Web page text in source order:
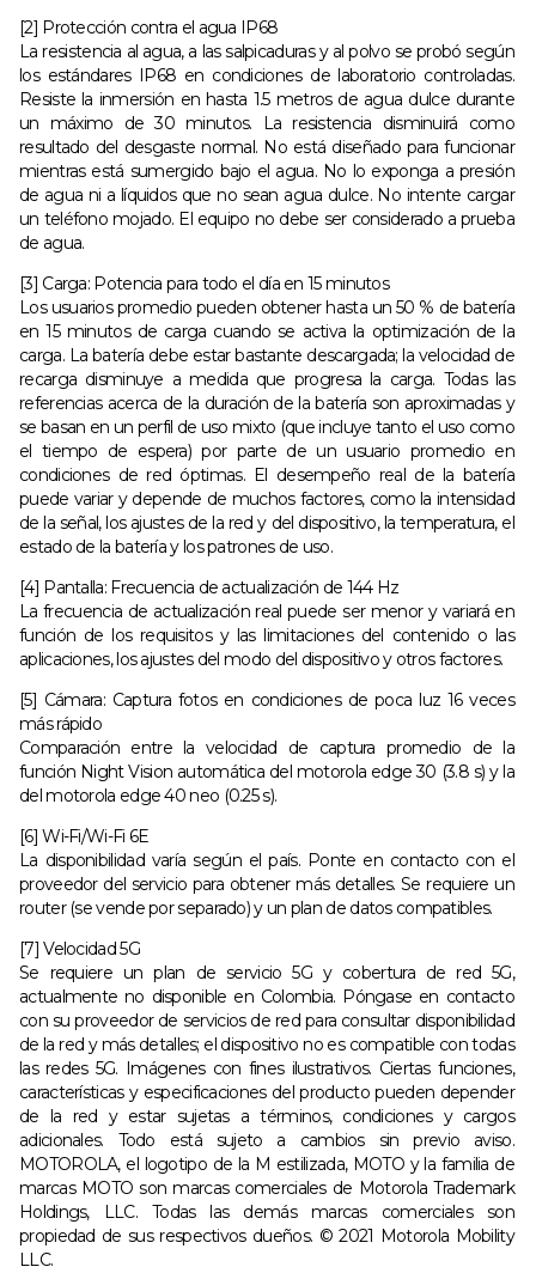
[2] Protección contra el agua IP68
La resistencia al agua, a las salpicaduras y al polvo se probó según
los estándares IP68 en condiciones de laboratorio controladas.
Resiste la inmersión en hasta 1.5 metros de agua dulce durante
un máximo de 30 minutos. La resistencia disminuirá como
resultado del desgaste normal. No está diseñado para funcionar
mientras está sumergido bajo el agua. No lo exponga a presión
de agua ni a líquidos que no sean agua dulce. No intente cargar
un teléfono mojado. El equipo no debe ser considerado a prueba
de agua.
[3] Carga: Potencia para todo el día en 15 minutos
Los usuarios promedio pueden obtener hasta un 50 % de batería
en 15 minutos de carga cuando se activa la optimización de la
carga. La batería debe estar bastante descargada; la velocidad de
recarga disminuye a medida que progresa la carga. Todas las
referencias acerca de la duración de la batería son aproximadas y
se basan en un perfil de uso mixto (que incluye tanto el uso como
el tiempo de espera) por parte de un usuario promedio en
condiciones de red óptimas. El desempeño real de la batería
puede variar y depende de muchos factores, como la intensidad
de la señal, los ajustes de la red y del dispositivo, la temperatura, el
estado de la batería y los patrones de uso.
[4] Pantalla: Frecuencia de actualización de 144 Hz
La frecuencia de actualización real puede ser menor y variará en
función de los requisitos y las limitaciones del contenido o las
aplicaciones, los ajustes del modo del dispositivo y otros factores.
[5] Cámara: Captura fotos en condiciones de poca luz 16 veces
más rápido
Comparación entre la velocidad de captura promedio de la
función Night Vision automática del motorola edge 30 (3.8 s) y la
del motorola edge 40 neo (0.25 s).
[6] Wi-Fi/Wi-Fi 6E
La disponibilidad varía según el país. Ponte en contacto con el
proveedor del servicio para obtener más detalles. Se requiere un
router (se vende por separado) y un plan de datos compatibles.
[7] Velocidad 5G
Se requiere un plan de servicio 5G y cobertura de red 5G,
actualmente no disponible en Colombia. Póngase en contacto
con su proveedor de servicios de red para consultar disponibilidad
de la red y más detalles; el dispositivo no es compatible con todas
las redes 5G. Imágenes con fines ilustrativos. Ciertas funciones,
características y especificaciones del producto pueden depender
de la red y estar sujetas a términos, condiciones y cargos
adicionales. Todo está sujeto a cambios sin previo aviso.
MOTOROLA, el logotipo de la M estilizada, MOTO y la familia de
marcas MOTO son marcas comerciales de Motorola Trademark
Holdings, LLC. Todas las demás marcas comerciales son
propiedad de sus respectivos dueños. © 2021 Motorola Mobility
LLC.